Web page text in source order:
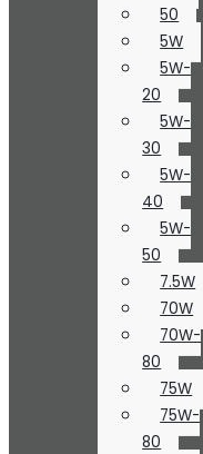
50
5W
5W-
20
5W-
30
5W-
40
5W-
50
7.5W
70W
70W-
80
75W
75W-
80